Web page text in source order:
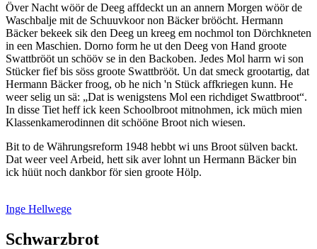
Över Nacht wöör de Deeg affdeckt un an annern Morgen wöör de
Waschbalje mit de Schuuvkoor non Bäcker brööcht. Hermann
Bäcker bekeek sik den Deeg un kreeg em nochmol ton Dörchkneten
in een Maschien. Dorno form he ut den Deeg von Hand groote
Swattbrööt un schööv se in den Backoben. Jedes Mol harrn wi son
Stücker fief bis söss groote Swattbrööt. Un dat smeck grootartig, dat
Hermann Bäcker froog, ob he nich 'n Stück affkriegen kunn. He
weer selig un sä:
Dat is wenigstens Mol een richdiget Swattbroot .
In disse Tiet heff ick keen Schoolbroot mitnohmen, ick müch mien
Klassenkamerodinnen dit schööne Broot nich wiesen.
Bit to de Währungsreform 1948 hebbt wi uns Broot sülven backt.
Dat weer veel Arbeid, hett sik aver lohnt un Hermann Bäcker bin
ick hüüt noch dankbor för sien groote Hölp.
Inge Hellwege
Schwarzbrot